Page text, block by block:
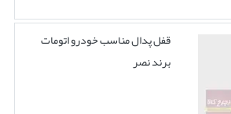
قفل پدال مناسب خودرو اتومات
برند نصر